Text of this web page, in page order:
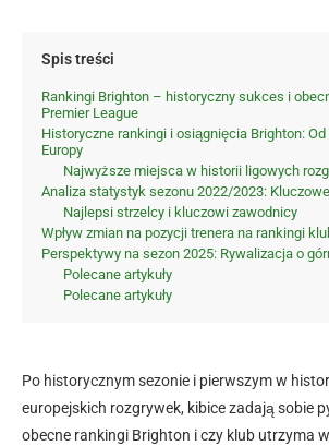
Spis treści
Rankingi Brighton – historyczny sukces i
Premier League
Historyczne rankingi i osiągnięcia Brighton:
Europy
Najwyższe miejsca w historii ligowych
Analiza statystyk sezonu 2022/2023:
Najlepsi strzelcy i kluczowi zawodnicy
Wpływ zmian na pozycji trenera na rankingi
Perspektywy na sezon 2025: Rywalizacja o
Polecane artykuły
Polecane artykuły
Po historycznym sezonie i pierwszym w
europejskich rozgrywek, kibice zadają sobie
obecne rankingi Brighton i czy klub utrzyma